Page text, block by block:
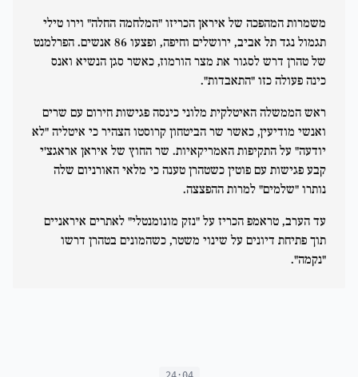
משמרות המהפכה של איראן הכריזו "המלחמה החלה" וירו טילי
תגמול נגד תל אביב, ירושלים וחיפה, ופצעו 86 אנשים. הפרלמנט
של טהרן דרש לסגור את מצר הורמוז, כאשר סגן הנשיא ואנס
כינה פעולה כזו "התאבדות".
ראש הממשלה האיטלקית מלוני כינסה פגישות חירום עם שרים
ואנשי מודיעין, כאשר שר הביטחון קרוסטו הצהיר כי איטליה "לא
יודעה" על התקיפות האמריקאיות. שר החוץ של איראן אראגצ'י
קבע פגישות עם פוטין כשטהרן טענה כי מלאי האורניום שלה
נותרו "שלמים" למרות ההפצצה.
עד הערב, טראמפ הכריז על "נזק מונומנטלי" לאתרים איראניים
תוך פתיחת דיונים על שינוי משטר, כשהמונים בטהרן דרשו
"נקמה".